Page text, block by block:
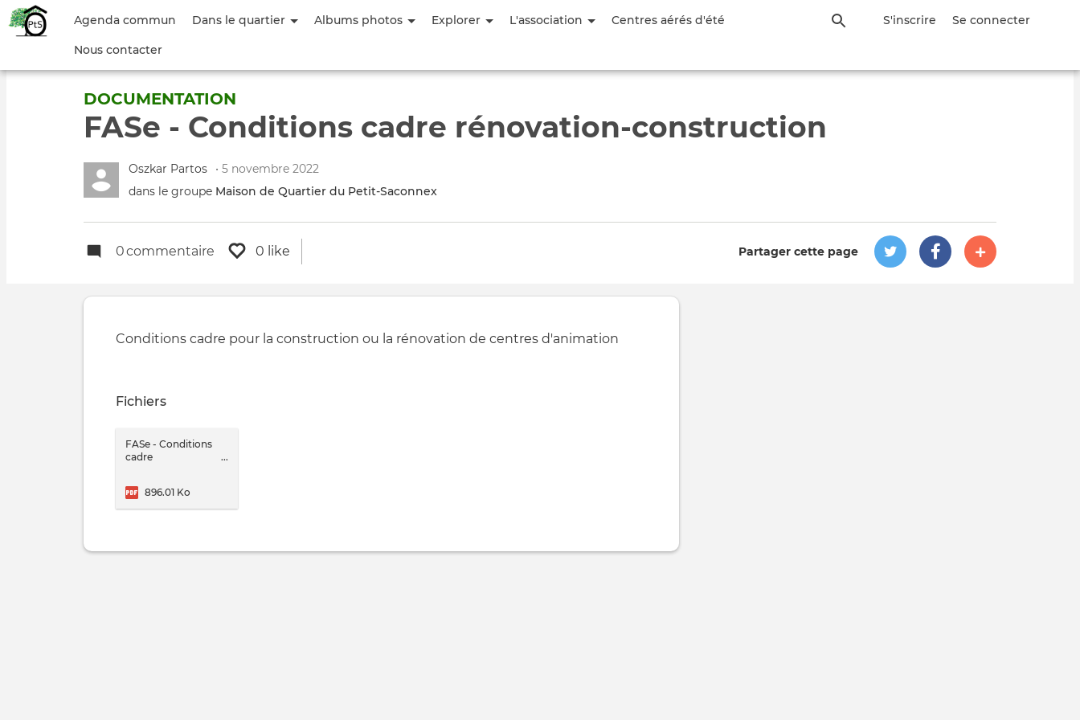
Aller
principal
Menu
compte
l'utilisateur
S'inscrire Se connecter
Agenda commun Dans le quartier Albums photos Explorer L'association Centres aérés d'été
Nous contacter
DOCUMENTATION
FASe - Conditions cadre rénovation-construction
Oszkar Partos
• 5 novembre 2022
dans le groupe Maison de Quartier du Petit‑Saconnex
0commentaire 0 like Partager cette page
Conditions cadre pour la construction ou la rénovation de centres d'animation
Fichiers
FASe - Conditions
cadre
896.01 Ko